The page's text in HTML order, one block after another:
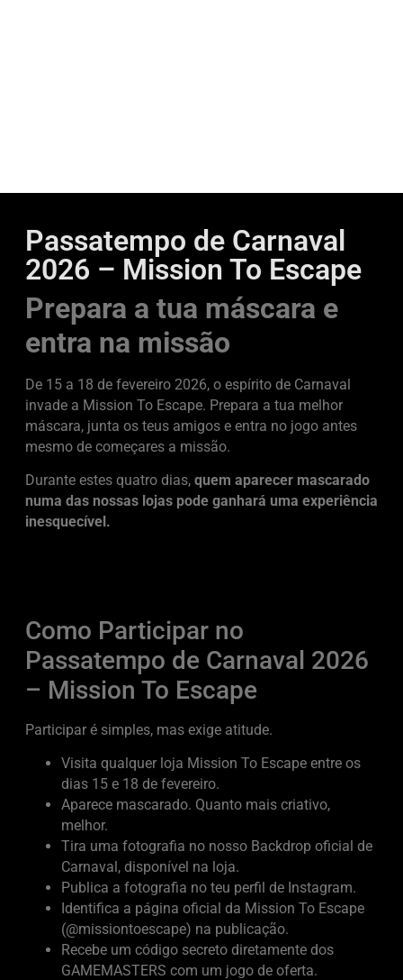
Passatempo de Carnaval
2026 – Mission To Escape
Prepara a tua máscara e
entra na missão
De 15 a 18 de fevereiro 2026, o espírito de Carnaval
invade a Mission To Escape. Prepara a tua melhor
máscara, junta os teus amigos e entra no jogo antes
mesmo de começares a missão.
Durante estes quatro dias, quem aparecer mascarado
numa das nossas lojas pode ganhará uma experiência
inesquecível.
Como Participar no
Passatempo de Carnaval 2026
– Mission To Escape
Participar é simples, mas exige atitude.
Visita qualquer loja Mission To Escape entre os
dias 15 e 18 de fevereiro.
Aparece mascarado. Quanto mais criativo,
melhor.
Tira uma fotografia no nosso Backdrop oficial de
Carnaval, disponível na loja.
Publica a fotografia no teu perfil de Instagram.
Identifica a página oficial da Mission To Escape
(@missiontoescape) na publicação.
Recebe um código secreto diretamente dos
GAMEMASTERS com um jogo de oferta.